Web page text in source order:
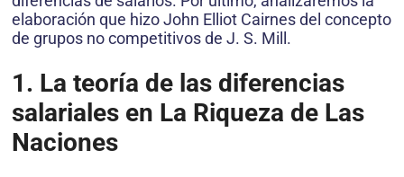
elaboración que hizo John Elliot Cairnes del concepto
de grupos no competitivos de J. S. Mill.
1. La teoría de las diferencias
salariales en La Riqueza de Las
Naciones